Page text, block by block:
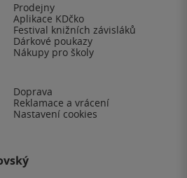
Prodejny
Aplikace KDčko
Festival knižních závisláků
Dárkové poukazy
Nákupy pro školy
Doprava
Reklamace a vrácení
Nastavení cookies